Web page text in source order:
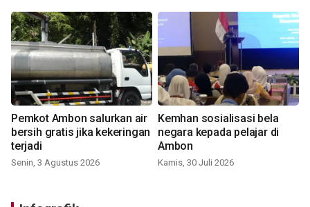
Pemkot Ambon salurkan air
bersih gratis jika kekeringan
terjadi
Senin, 3 Agustus 2026
Kemhan sosialisasi bela
negara kepada pelajar di
Ambon
Kamis, 30 Juli 2026